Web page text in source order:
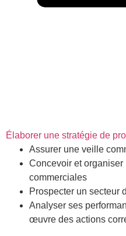
Élaborer une stratégie de
Assurer une veille
Concevoir et organiser
commerciales
Prospecter un secteur
Analyser ses
œuvre des actions